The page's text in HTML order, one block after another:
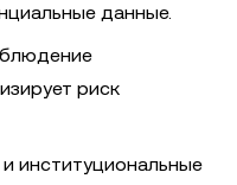
данные.
риск
институциональные